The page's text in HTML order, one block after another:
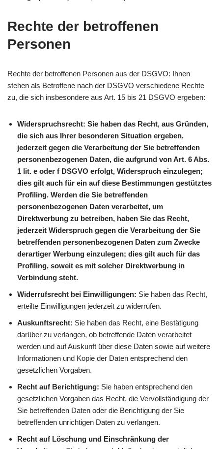
Rechte der betroffenen
Personen
Rechte der betroffenen Personen aus der DSGVO: Ihnen
stehen als Betroffene nach der DSGVO verschiedene Rechte
zu, die sich insbesondere aus Art. 15 bis 21 DSGVO ergeben:
Widerspruchsrecht: Sie haben das Recht, aus Gründen,
die sich aus Ihrer besonderen Situation ergeben,
jederzeit gegen die Verarbeitung der Sie betreffenden
personenbezogenen Daten, die aufgrund von Art. 6 Abs.
1 lit. e oder f DSGVO erfolgt, Widerspruch einzulegen;
dies gilt auch für ein auf diese Bestimmungen gestütztes
Profiling. Werden die Sie betreffenden
personenbezogenen Daten verarbeitet, um
Direktwerbung zu betreiben, haben Sie das Recht,
jederzeit Widerspruch gegen die Verarbeitung der Sie
betreffenden personenbezogenen Daten zum Zwecke
derartiger Werbung einzulegen; dies gilt auch für das
Profiling, soweit es mit solcher Direktwerbung in
Verbindung steht.
Widerrufsrecht bei Einwilligungen: Sie haben das Recht,
erteilte Einwilligungen jederzeit zu widerrufen.
Auskunftsrecht: Sie haben das Recht, eine Bestätigung
darüber zu verlangen, ob betreffende Daten verarbeitet
werden und auf Auskunft über diese Daten sowie auf weitere
Informationen und Kopie der Daten entsprechend den
gesetzlichen Vorgaben.
Recht auf Berichtigung: Sie haben entsprechend den
gesetzlichen Vorgaben das Recht, die Vervollständigung der
Sie betreffenden Daten oder die Berichtigung der Sie
betreffenden unrichtigen Daten zu verlangen.
Recht auf Löschung und Einschränkung der